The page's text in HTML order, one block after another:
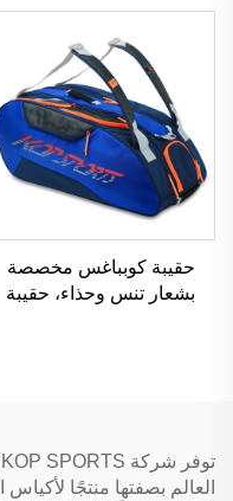
رياضية مع فيلكرو
حقيبة كوبباغس مخصصة
بشعار تنس وحذاء، حقيبة
العالم بصفتها منتجًا